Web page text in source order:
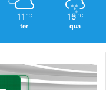
11 ℃
ter
15 ℃
qua